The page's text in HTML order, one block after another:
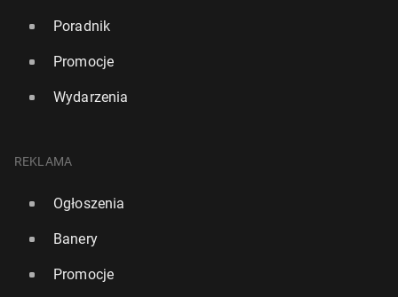
Poradnik
Promocje
Wydarzenia
REKLAMA
Ogłoszenia
Banery
Promocje